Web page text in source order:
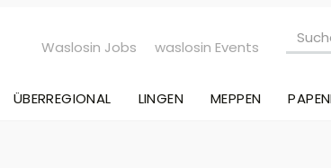
Waslosin Jobs waslosin Events
ÜBERREGIONAL LINGEN MEPPEN